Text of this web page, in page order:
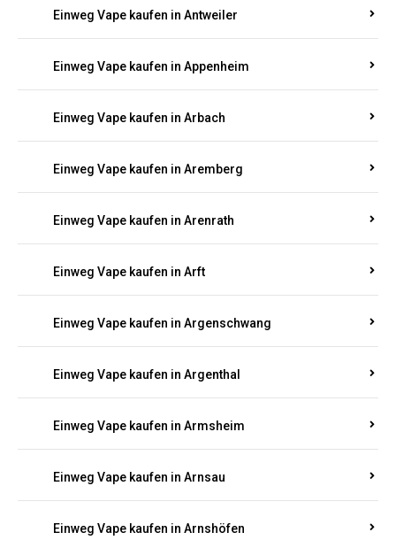
Einweg Vape kaufen in Antweiler
Einweg Vape kaufen in Appenheim
Einweg Vape kaufen in Arbach
Einweg Vape kaufen in Aremberg
Einweg Vape kaufen in Arenrath
Einweg Vape kaufen in Arft
Einweg Vape kaufen in Argenschwang
Einweg Vape kaufen in Argenthal
Einweg Vape kaufen in Armsheim
Einweg Vape kaufen in Arnsau
Einweg Vape kaufen in Arnshöfen